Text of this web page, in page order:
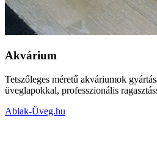
Akvárium
Tetszőleges méretű akváriumok
üveglapokkal, professzionális
Ablak-Üveg.hu